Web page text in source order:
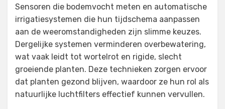
Sensoren die bodemvocht meten en automatische
irrigatiesystemen die hun tijdschema aanpassen
aan de weeromstandigheden zijn slimme keuzes.
Dergelijke systemen verminderen overbewatering,
wat vaak leidt tot wortelrot en rigide, slecht
groeiende planten. Deze technieken zorgen ervoor
dat planten gezond blijven, waardoor ze hun rol als
natuurlijke luchtfilters effectief kunnen vervullen.